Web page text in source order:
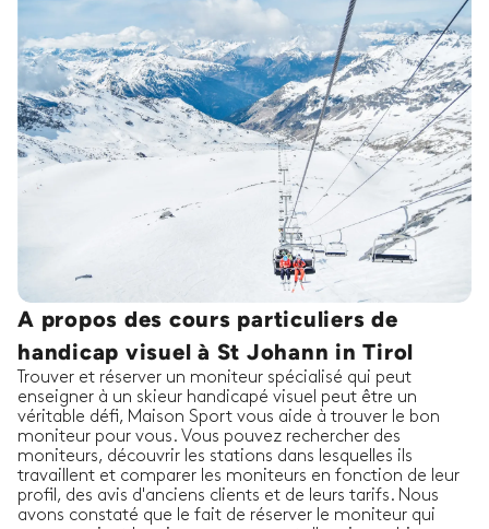
A propos des cours particuliers de
handicap visuel à St Johann in Tirol
Trouver et réserver un moniteur spécialisé qui peut
enseigner à un skieur handicapé visuel peut être un
véritable défi, Maison Sport vous aide à trouver le bon
moniteur pour vous. Vous pouvez rechercher des
moniteurs, découvrir les stations dans lesquelles ils
travaillent et comparer les moniteurs en fonction de leur
profil, des avis d'anciens clients et de leurs tarifs. Nous
avons constaté que le fait de réserver le moniteur qui